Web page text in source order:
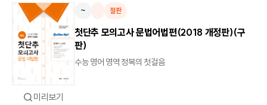
미리보기
~ 절판
첫단추 모의고사 문법어법편(2018 개정판)(구
판)
수능 영어 영역 정복의 첫걸음